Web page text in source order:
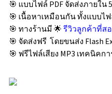
🎯 แบบไฟล์ PDF จัดส่งภายใ
🎯 เนื้อหาเหมือนกัน ทั้งแบบไ
🎯 ทางร้านมี 🌟 รีวิวลูกค้าที่ส
🎯 จัดส่งฟรี โดยขนส่ง Flash
🎯 ฟรีไฟล์เสียง MP3 เทคนิค